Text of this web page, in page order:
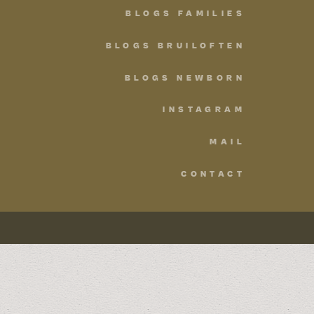
CONTACT
MAIL
INSTAGRAM
BLOGS NEWBORN
BLOGS BRUILOFTEN
BLOGS FAMILIES